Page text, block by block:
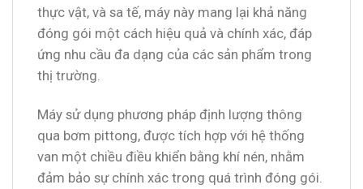
thực vật, và sa tế, máy này mang lại khả năng
đóng gói một cách hiệu quả và chính xác, đáp
ứng nhu cầu đa dạng của các sản phẩm trong
thị trường.
Máy sử dụng phương pháp định lượng thông
qua bơm pittong, được tích hợp với hệ thống
van một chiều điều khiển bằng khí nén, nhằm
đảm bảo sự chính xác trong quá trình đóng gói.